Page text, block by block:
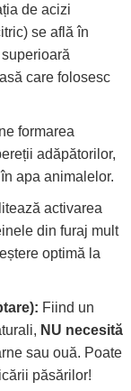
de acizi
se află în
care folosesc
formarea
adăpătorilor,
apa animalelor.
activarea
din furaj mult
optimă la
Fiind un
NU necesită
sau ouă. Poate
păsărilor!